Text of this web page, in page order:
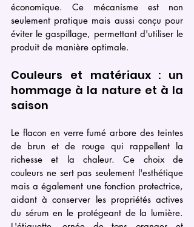
économique. Ce mécanisme est non
seulement pratique mais aussi conçu pour
éviter le gaspillage, permettant d'utiliser le
produit de manière optimale.
Couleurs et matériaux : un
hommage à la nature et à la
saison
Le flacon en verre fumé arbore des teintes
de brun et de rouge qui rappellent la
richesse et la chaleur. Ce choix de
couleurs ne sert pas seulement l'esthétique
mais a également une fonction protectrice,
aidant à conserver les propriétés actives
du sérum en le protégeant de la lumière.